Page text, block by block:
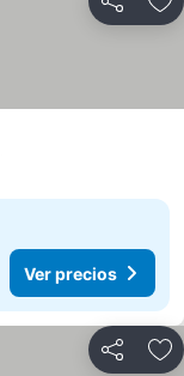
Compartir
Ver precios
Compartir